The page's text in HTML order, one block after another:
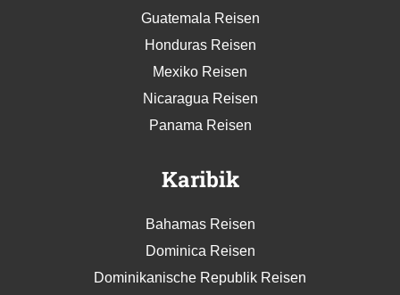
Guatemala Reisen
Honduras Reisen
Mexiko Reisen
Nicaragua Reisen
Panama Reisen
Karibik
Bahamas Reisen
Dominica Reisen
Dominikanische Republik Reisen